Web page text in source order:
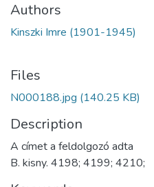
Authors
Kinszki Imre (1901-1945)
Files
N000188.jpg (140.25 KB)
Description
A címet a feldolgozó adta
B. kisny. 4198; 4199; 4210;